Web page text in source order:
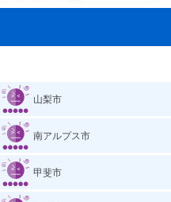
山梨市
南アルプス市
甲斐市